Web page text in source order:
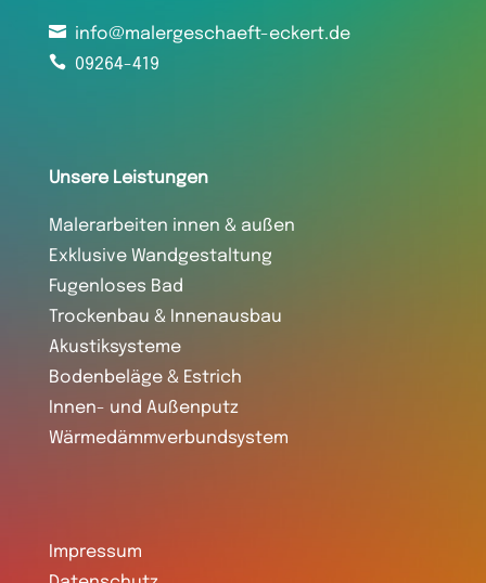
 info@malergeschaeft-eckert.de
 09264-419
Unsere Leistungen
Malerarbeiten innen & außen
Exklusive Wandgestaltung
Fugenloses Bad
Trockenbau & Innenausbau
Akustiksysteme
Bodenbeläge& Estrich
Innen- und Außenputz
Wärmedämmverbundsystem
Impressum